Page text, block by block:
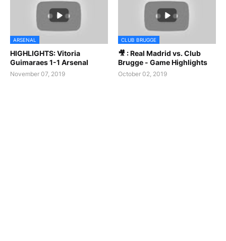
ARSENAL
HIGHLIGHTS: Vitoria
Guimaraes 1-1 Arsenal
November 07, 2019
CLUB BRUGGE
🎥 : Real Madrid vs. Club
Brugge - Game Highlights
October 02, 2019